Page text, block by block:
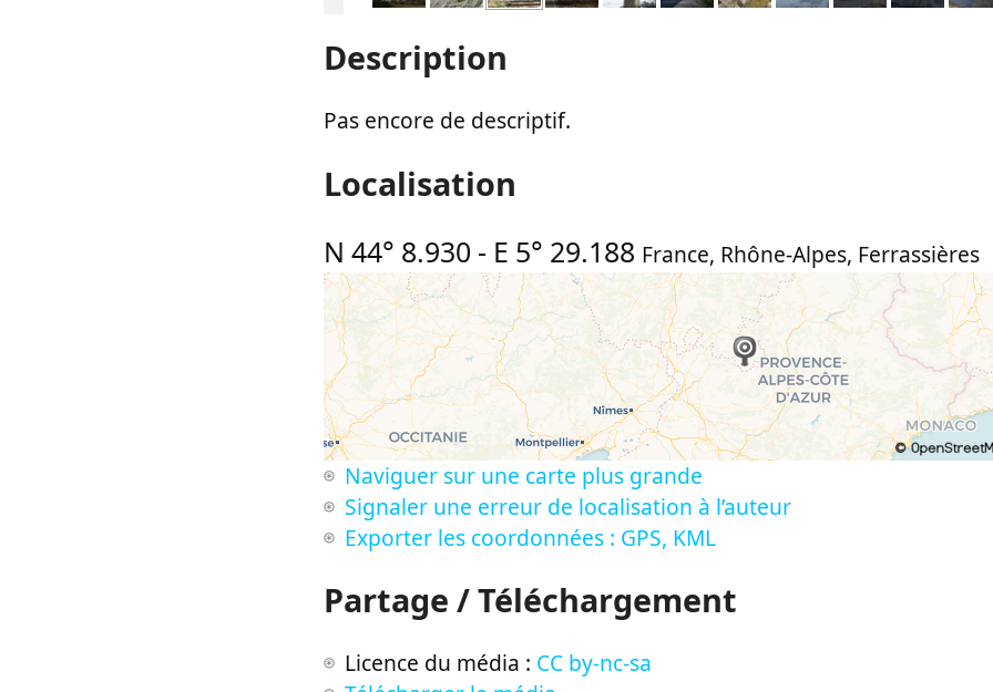
Description
Pas encore de descriptif.
Localisation
N 44° 8.930 - E 5° 29.188 France, Rhône-Alpes, Ferrassières
Naviguer sur une carte plus grande
Signaler une erreur de localisation à l’auteur
Exporter les coordonnées : GPS, KML
Partage / Téléchargement
Licence du média : CC by-nc-sa